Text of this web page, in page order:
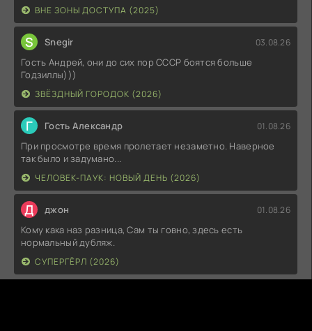
ВНЕ ЗОНЫ ДОСТУПА (2025)
S Snegir 03.08.26
Гость Андрей, они до сих пор СССР боятся больше
Годзиллы)))
ЗВЁЗДНЫЙ ГОРОДОК (2026)
Г Гость Александр 01.08.26
При просмотре время пролетает незаметно. Наверное
так было и задумано...
ЧЕЛОВЕК-ПАУК: НОВЫЙ ДЕНЬ (2026)
Д джон 01.08.26
Кому кака наз разница, Сам ты говно, здесь есть
нормальный дубляж.
СУПЕРГЁРЛ (2026)